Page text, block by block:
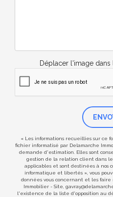
Déplacer l'image
« Les informations recueillies sur ce
fichier informatisé par Delamarche
demande d'estimation. Elles sont
gestion de la relation client dans
applicables et sont destinées à nos
informatique et libertés », vous
données vous concernant et les
Immobilier - Site,
l'existence de la liste d'opposition au